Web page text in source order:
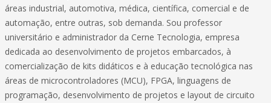
áreas industrial, automotiva, médica, científica, comercial e de
automação, entre outras, sob demanda. Sou professor
universitário e administrador da Cerne Tecnologia, empresa
dedicada ao desenvolvimento de projetos embarcados, à
comercialização de kits didáticos e à educação tecnológica nas
áreas de microcontroladores (MCU), FPGA, linguagens de
programação, desenvolvimento de projetos e layout de circuito